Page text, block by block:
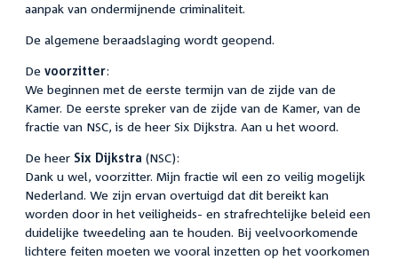
aanpak van ondermijnende criminaliteit.
De algemene beraadslaging wordt geopend.
De voorzitter:
We beginnen met de eerste termijn van de zijde van de
Kamer. De eerste spreker van de zijde van de Kamer, van de
fractie van NSC, is de heer Six Dijkstra. Aan u het woord.
De heer Six Dijkstra (NSC):
Dank u wel, voorzitter. Mijn fractie wil een zo veilig mogelijk
Nederland. We zijn ervan overtuigd dat dit bereikt kan
worden door in het veiligheids- en strafrechtelijke beleid een
duidelijke tweedeling aan te houden. Bij veelvoorkomende
lichtere feiten moeten we vooral inzetten op het voorkomen